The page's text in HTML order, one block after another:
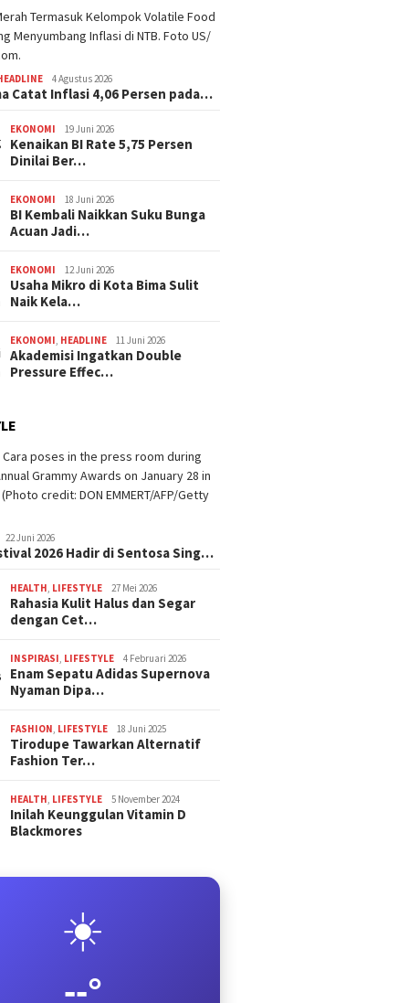
4 Agustus 2026
Catat Inflasi 4,06 Persen pada…
EKONOMI 19 Juni 2026
Kenaikan BI Rate 5,75 Persen
Dinilai Ber…
EKONOMI 18 Juni 2026
BI Kembali Naikkan Suku Bunga
Acuan Jadi…
EKONOMI 12 Juni 2026
Usaha Mikro di Kota Bima Sulit
Naik Kela…
EKONOMI, HEADLINE 11 Juni 2026
Akademisi Ingatkan Double
Pressure Effec…
22 Juni 2026
2026 Hadir di Sentosa Sing…
HEALTH, LIFESTYLE 27 Mei 2026
Rahasia Kulit Halus dan Segar
dengan Cet…
INSPIRASI, LIFESTYLE 4 Februari 2026
Enam Sepatu Adidas Supernova
Nyaman Dipa…
FASHION, LIFESTYLE 18 Juni 2025
Tirodupe Tawarkan Alternatif
Fashion Ter…
HEALTH, LIFESTYLE 5 November 2024
Inilah Keunggulan Vitamin D
Blackmores
☀️
--°